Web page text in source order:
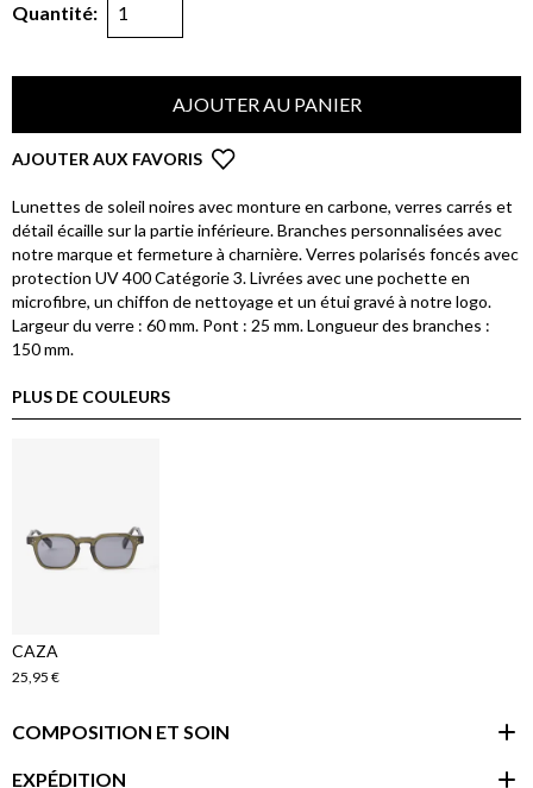
Quantité:
AJOUTER AU PANIER
AJOUTER AUX FAVORIS
Lunettes de soleil noires avec monture en carbone, verres carrés et
détail écaille sur la partie inférieure. Branches personnalisées avec
notre marque et fermeture à charnière. Verres polarisés foncés avec
protection UV 400 Catégorie 3. Livrées avec une pochette en
microfibre, un chiffon de nettoyage et un étui gravé à notre logo.
Largeur du verre : 60 mm. Pont : 25 mm. Longueur des branches :
150 mm.
PLUS DE COULEURS
CAZA
25,95 €
COMPOSITION ET SOIN
EXPÉDITION